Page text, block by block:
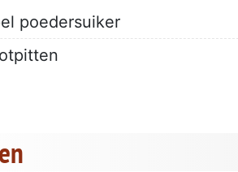
poedersuiker